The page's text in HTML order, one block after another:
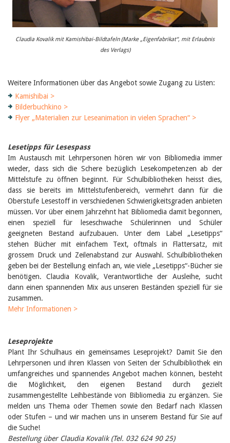
Claudia Kovalik mit Kamishibai-Bildtafeln (Marke „Eigenfabrikat“, mit Erlaubnis
des Verlags)
Weitere Informationen über das Angebot sowie Zugang zu Listen:
Kamishibai >
Bilderbuchkino >
Flyer „Materialien zur Leseanimation in vielen Sprachen“ >
Lesetipps für Lesespass
Im Austausch mit Lehrpersonen hören wir von Bibliomedia immer
wieder, dass sich die Schere bezüglich Lesekompetenzen ab der
Mittelstufe zu öffnen beginnt. Für Schulbibliotheken heisst dies,
dass sie bereits im Mittelstufenbereich, vermehrt dann für die
Oberstufe Lesestoff in verschiedenen Schwierigkeitsgraden anbieten
müssen. Vor über einem Jahrzehnt hat Bibliomedia damit begonnen,
einen speziell für leseschwache Schülerinnen und Schüler
geeigneten Bestand aufzubauen. Unter dem Label „Lesetipps“
stehen Bücher mit einfachem Text, oftmals in Flattersatz, mit
grossem Druck und Zeilenabstand zur Auswahl. Schulbibliotheken
geben bei der Bestellung einfach an, wie viele „Lesetipps“-Bücher sie
benötigen. Claudia Kovalik, Verantwortliche der Ausleihe, sucht
dann einen spannenden Mix aus unseren Beständen speziell für sie
zusammen.
Mehr Informationen >
Leseprojekte
Plant Ihr Schulhaus ein gemeinsames Leseprojekt? Damit Sie den
Lehrpersonen und ihren Klassen von Seiten der Schulbibliothek ein
umfangreiches und spannendes Angebot machen können, besteht
die Möglichkeit, den eigenen Bestand durch gezielt
zusammengestellte Leihbestände von Bibliomedia zu ergänzen. Sie
melden uns Thema oder Themen sowie den Bedarf nach Klassen
oder Stufen – und wir machen uns in unserem Bestand für Sie auf
die Suche!
Bestellung über Claudia Kovalik (Tel. 032 624 90 25)